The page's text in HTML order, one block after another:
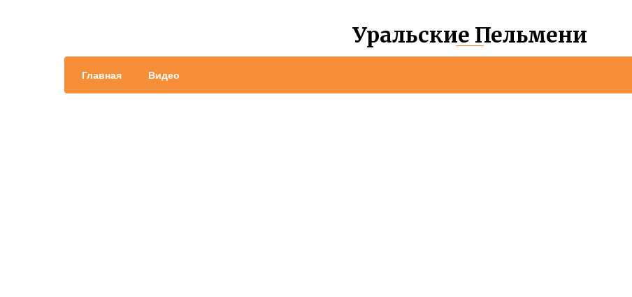
Уральские Пельмени
Главная Видео